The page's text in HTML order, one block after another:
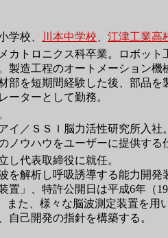
学校、 川本中学校
江津工業高
メカトロニクス科卒業。ロボット
製造工程のオートメーション
部を短期間経験した後、部品
ーターとして勤務。
イ ／ＳＳＩ脳力活性研究所入
ノウハウをユーザーに提供す
し代表取締役に就任。
を解析し呼吸誘導する能力開発
置」、特許公開日は平成6年（
また、様々な脳波測定装置を
自己開発の指針を構築する。